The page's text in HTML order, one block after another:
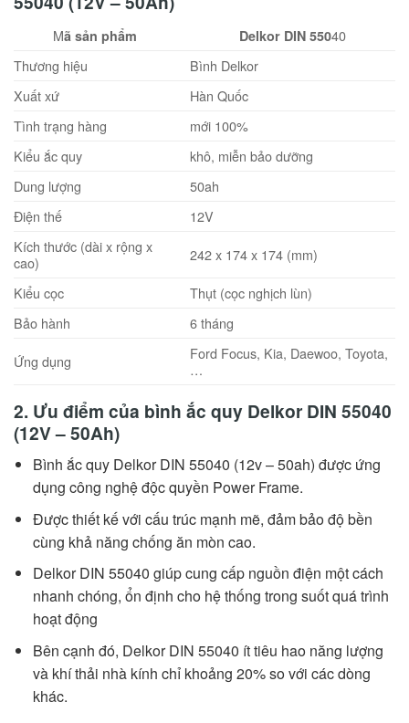
Mã sản phẩm Delkor DIN 55040
Thương hiệu
Bình Delkor
Xuất xứ
Hàn Quốc
Tình trạng hàng
mới 100%
Kiểu ắc quy
khô, miễn bảo dưỡng
Dung lượng
50ah
Điện thế
12V
Kích thước (dài x rộng x
cao)
242 x 174 x 174 (mm)
Kiểu cọc
Thụt (cọc nghịch lùn)
Bảo hành
6 tháng
Ứng dụng
Ford Focus, Kia, Daewoo, Toyota,
…
2. Ưu điểm của bình ắc quy Delkor DIN 55040
(12V – 50Ah)
Bình ắc quy Delkor DIN 55040 (12v – 50ah) được ứng
dụng công nghệ độc quyền Power Frame.
Được thiết kế với cấu trúc mạnh mẽ, đảm bảo độ bền
cùng khả năng chống ăn mòn cao.
Delkor DIN 55040 giúp cung cấp nguồn điện một cách
nhanh chóng, ổn định cho hệ thống trong suốt quá trình
hoạt động
Bên cạnh đó, Delkor DIN 55040 ít tiêu hao năng lượng
và khí thải nhà kính chỉ khoảng 20% so với các dòng
khác.